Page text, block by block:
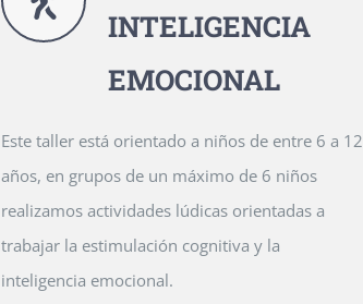
INTELIGENCIA
EMOCIONAL
Este taller está orientado a niños de entre 6 a 12
años, en grupos de un máximo de 6 niños
realizamos actividades lúdicas orientadas a
trabajar la estimulación cognitiva y la
inteligencia emocional.